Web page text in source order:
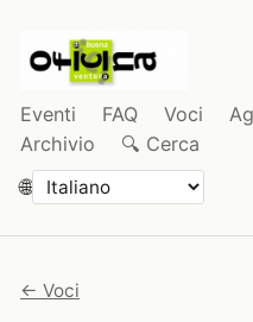
Eventi FAQ Voci
Archivio
🔍 Cerca
🌐
← Voci